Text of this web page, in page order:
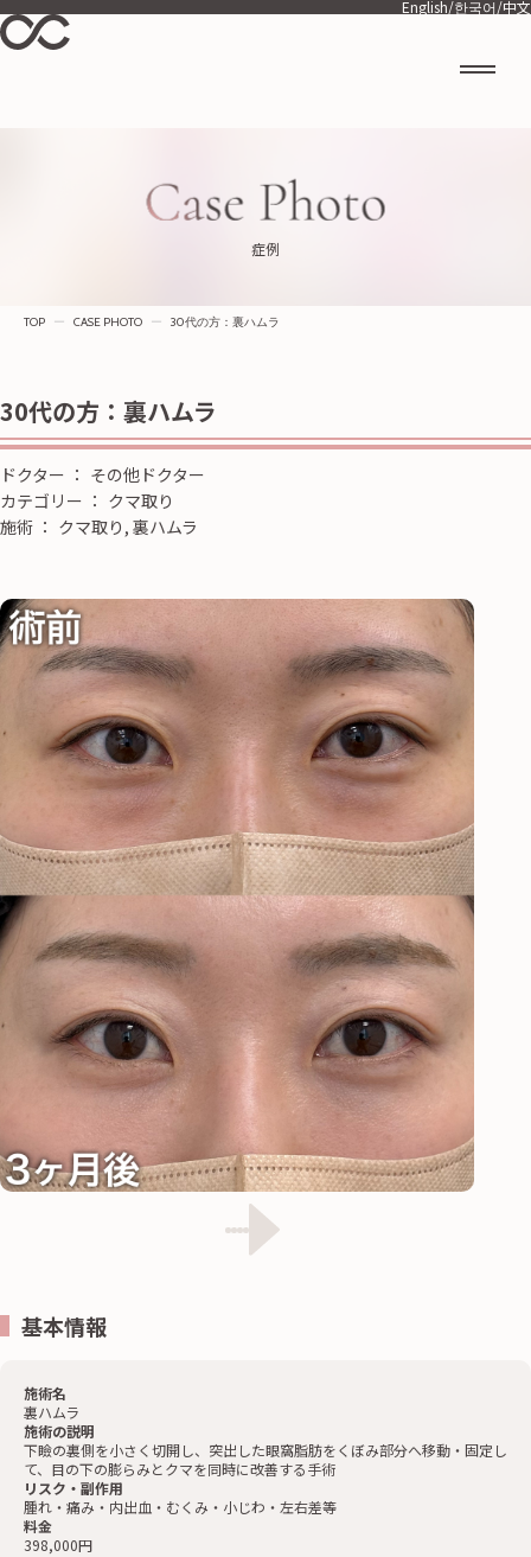
English/한국어/中文
症例
TOP ー CASE PHOTO ー 30代の方：裏ハムラ
30代の方：裏ハムラ
ドクター ： その他ドクター
カテゴリー ： クマ取り
施術 ： クマ取り, 裏ハムラ
基本情報
施術名
裏ハムラ
施術の説明
下瞼の裏側を小さく切開し、突出した眼窩脂肪をくぼみ部分へ移動・固定し
て、目の下の膨らみとクマを同時に改善する手術
リスク・副作用
腫れ・痛み・内出血・むくみ・小じわ・左右差等
料金
398,000円